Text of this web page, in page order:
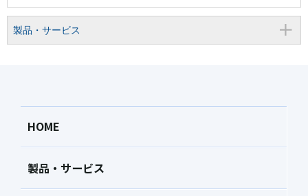
製品・サービス
HOME
製品・サービス